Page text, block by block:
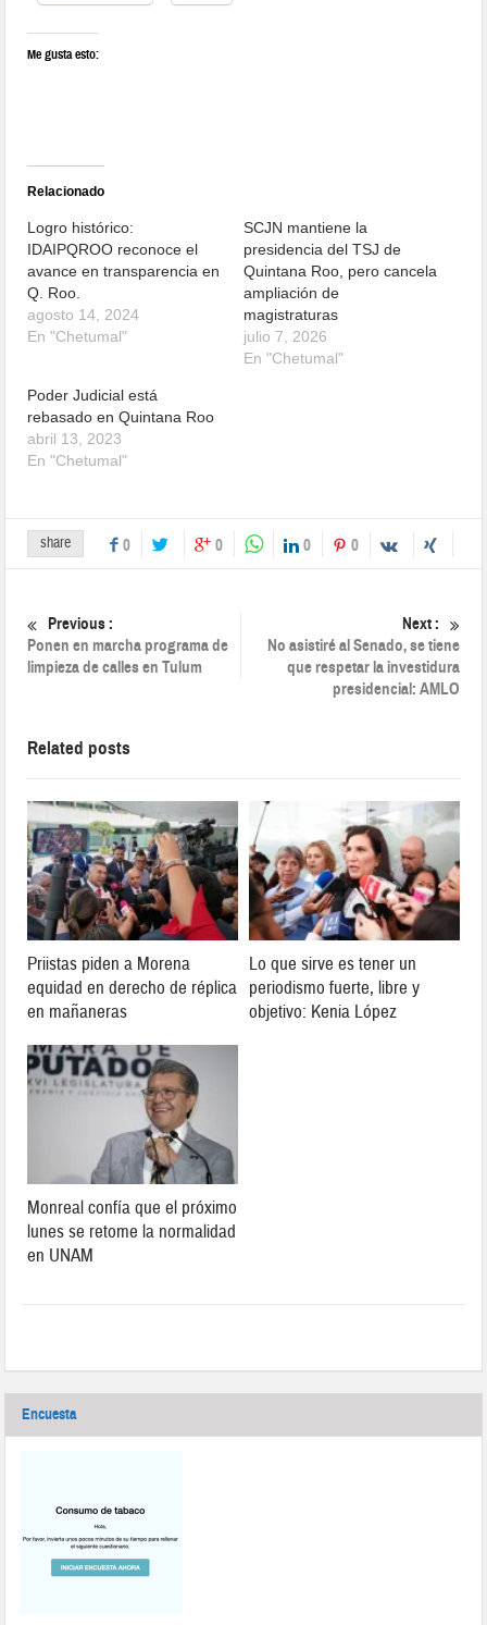
Me gusta esto:
Relacionado
Logro histórico:
IDAIPQROO reconoce el
avance en transparencia en
Q. Roo.
agosto 14, 2024
En "Chetumal"
SCJN mantiene la
presidencia del TSJ de
Quintana Roo, pero cancela
ampliación de
magistraturas
julio 7, 2026
En "Chetumal"
Poder Judicial está
rebasado en Quintana Roo
abril 13, 2023
En "Chetumal"
share 0 0 0 0
Previous :
Ponen en marcha programa de
limpieza de calles en Tulum
Next :
No asistiré al Senado, se tiene
que respetar la investidura
presidencial: AMLO
Related posts
Priistas piden a Morena
equidad en derecho de réplica
en mañaneras
Lo que sirve es tener un
periodismo fuerte, libre y
objetivo: Kenia López
Monreal confía que el próximo
lunes se retome la normalidad
en UNAM
Encuesta